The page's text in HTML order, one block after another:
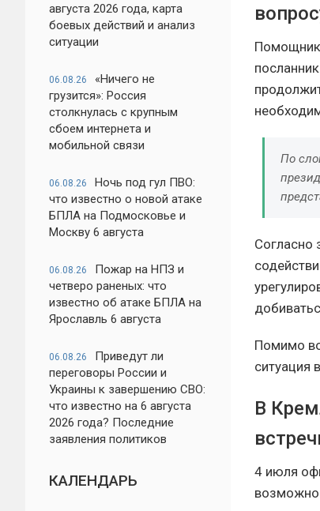
августа 2026 года, карта
боевых действий и анализ
ситуации
06.08.26
«Ничего не
грузится»: Россия
столкнулась с крупным
сбоем интернета и
мобильной связи
06.08.26
Ночь под гул ПВО:
что известно о новой атаке
БПЛА на Подмосковье и
Москву 6 августа
06.08.26
Пожар на НПЗ и
четверо раненых: что
известно об атаке БПЛА на
Ярославль 6 августа
06.08.26
Приведут ли
переговоры России и
Украины к завершению СВО:
что известно на 6 августа
2026 года? Последние
заявления политиков
КАЛЕНДАРЬ
Помощник
По
Согласно
Помимо
ситуация
В
4 июля